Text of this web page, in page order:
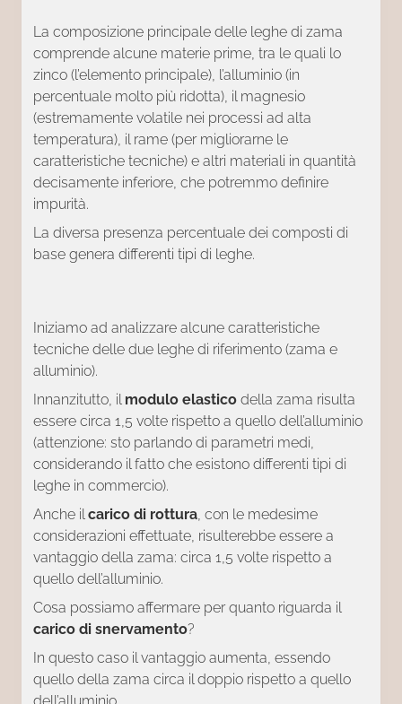
La composizione principale delle leghe di zama
comprende alcune materie prime, tra le quali lo
zinco (l’elemento principale), l’alluminio (in
percentuale molto più ridotta), il magnesio
(estremamente volatile nei processi ad alta
temperatura), il rame (per migliorarne le
caratteristiche tecniche) e altri materiali in quantità
decisamente inferiore, che potremmo definire
impurità.
La diversa presenza percentuale dei composti di
base genera differenti tipi di leghe.
Iniziamo ad analizzare alcune caratteristiche
tecniche delle due leghe di riferimento (zama e
alluminio).
Innanzitutto, il modulo elasticodella zama risulta
essere circa 1,5 volte rispetto a quello dell’alluminio
(attenzione: sto parlando di parametri medi,
considerando il fatto che esistono differenti tipi di
leghe in commercio).
Anche ilcarico di rottura, con le medesime
considerazioni effettuate, risulterebbe essere a
vantaggio della zama: circa 1,5 volte rispetto a
quello dell’alluminio.
Cosa possiamo affermare per quanto riguarda il
carico di snervamento?
In questo caso il vantaggio aumenta, essendo
quello della zama circa il doppio rispetto a quello